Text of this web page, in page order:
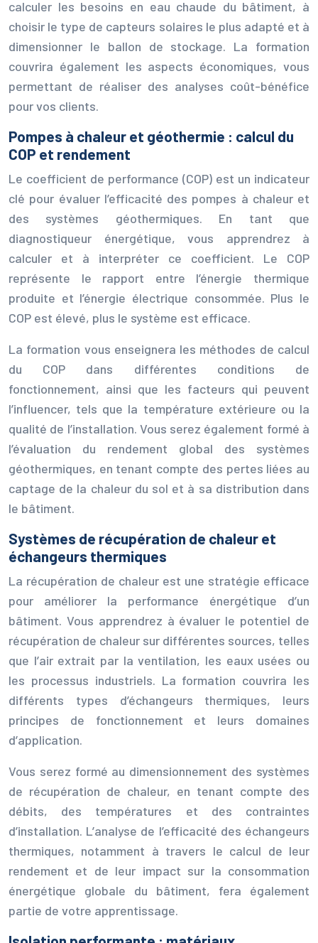
calculer les besoins en eau chaude du bâtiment, à
choisir le type de capteurs solaires le plus adapté et à
dimensionner le ballon de stockage. La formation
couvrira également les aspects économiques, vous
permettant de réaliser des analyses coût-bénéfice
pour vos clients.
Pompes à chaleur et géothermie : calcul du
COP et rendement
Le coefficient de performance (COP) est un indicateur
clé pour évaluer l’efficacité des pompes à chaleur et
des systèmes géothermiques. En tant que
diagnostiqueur énergétique, vous apprendrez à
calculer et à interpréter ce coefficient. Le COP
représente le rapport entre l’énergie thermique
produite et l’énergie électrique consommée. Plus le
COP est élevé, plus le système est efficace.
La formation vous enseignera les méthodes de calcul
du COP dans différentes conditions de
fonctionnement, ainsi que les facteurs qui peuvent
l’influencer, tels que la température extérieure ou la
qualité de l’installation. Vous serez également formé à
l’évaluation du rendement global des systèmes
géothermiques, en tenant compte des pertes liées au
captage de la chaleur du sol et à sa distribution dans
le bâtiment.
Systèmes de récupération de chaleur et
échangeurs thermiques
La récupération de chaleur est une stratégie efficace
pour améliorer la performance énergétique d’un
bâtiment. Vous apprendrez à évaluer le potentiel de
récupération de chaleur sur différentes sources, telles
que l’air extrait par la ventilation, les eaux usées ou
les processus industriels. La formation couvrira les
différents types d’échangeurs thermiques, leurs
principes de fonctionnement et leurs domaines
d’application.
Vous serez formé au dimensionnement des systèmes
de récupération de chaleur, en tenant compte des
débits, des températures et des contraintes
d’installation. L’analyse de l’efficacité des échangeurs
thermiques, notamment à travers le calcul de leur
rendement et de leur impact sur la consommation
énergétique globale du bâtiment, fera également
partie de votre apprentissage.